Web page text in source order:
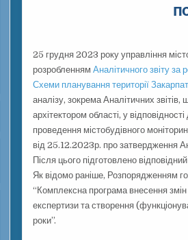
25 грудня 2023 року управління
розробленнямАналітичного звіту за
Схеми планування території
аналізу, зокрема Аналітичних
архітектором області, у
проведення містобудівного
від 25.12.2023р. про затвердження
Після цього підготовлено
Як відомо раніше, Розпорядженням
“Комплексна програма внесення
експертизи та створення
роки”.